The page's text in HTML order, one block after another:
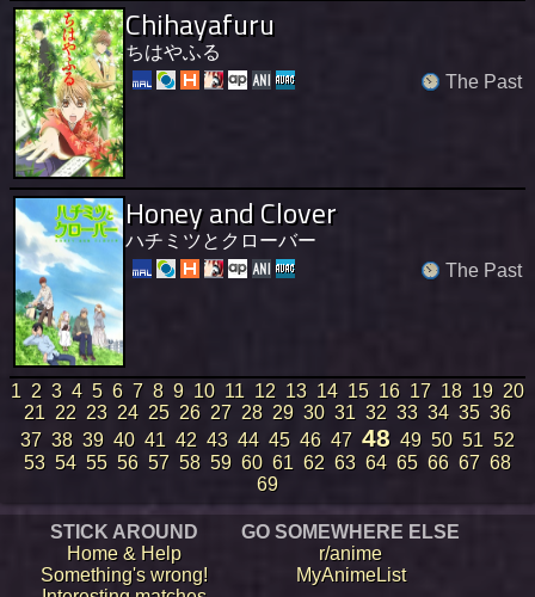
Chihayafuru
ちはやふる
The Past
Honey and Clover
ハチミツとクローバー
The Past
1 2 3 4 5 6 7 8 9 10 11 12 13 14 15 16 17 18 19 20
21 22 23 24 25 26 27 28 29 30 31 32 33 34 35 36
37 38 39 40 41 42 43 44 45 46 47 48 49 50 51 52
53 54 55 56 57 58 59 60 61 62 63 64 65 66 67 68
69
STICK AROUND
Home & Help
Something's wrong!
GO SOMEWHERE ELSE
r/anime
MyAnimeList